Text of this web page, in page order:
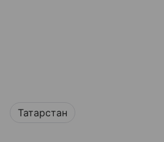
Татарстан